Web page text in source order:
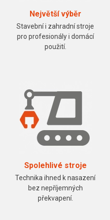
Největší výběr
Stavební i zahradní stroje
pro profesionály i domácí
použití.
Spolehlivé stroje
Technika ihned k nasazení
bez nepříjemných
překvapení.